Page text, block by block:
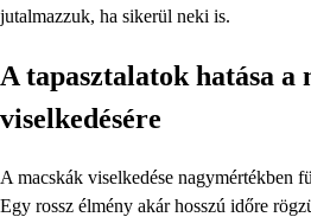
jutalmazzuk, ha sikerül neki is.
A tapasztalatok hatása a
viselkedésére
A macskák viselkedése nagymértékben
Egy rossz élmény akár hosszú időre